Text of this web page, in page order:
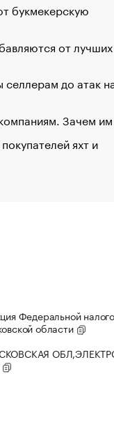
букмекерскую
от лучших
селлерам до атак
Зачем
яхт и
Федеральной
области